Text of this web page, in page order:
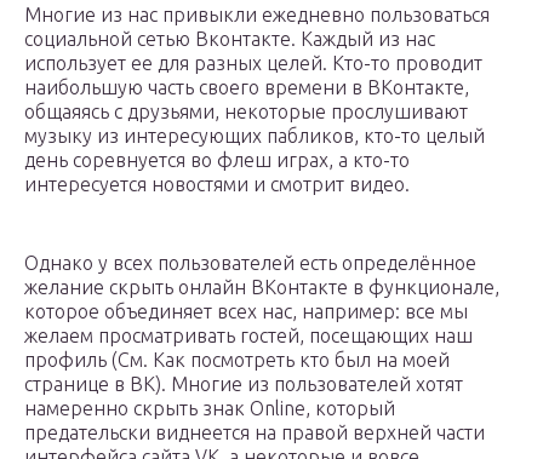
Многие из нас привыкли ежедневно пользоваться
социальной сетью Вконтакте. Каждый из нас
использует ее для разных целей. Кто-то проводит
наибольшую часть своего времени в ВКонтакте,
общаяясь с друзьями, некоторые прослушивают
музыку из интересующих пабликов, кто-то целый
день соревнуется во флеш играх, а кто-то
интересуется новостями и смотрит видео.
Однако у всех пользователей есть определённое
желание скрыть онлайн ВКонтакте в функционале,
которое объединяет всех нас, например: все мы
желаем просматривать гостей, посещающих наш
профиль (См. Как посмотреть кто был на моей
странице в ВК). Многие из пользователей хотят
намеренно скрыть знак Online, который
предательски виднеется на правой верхней части